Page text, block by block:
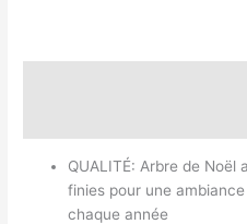
QUALITÉ: Arbre de
finies pour une
chaque année